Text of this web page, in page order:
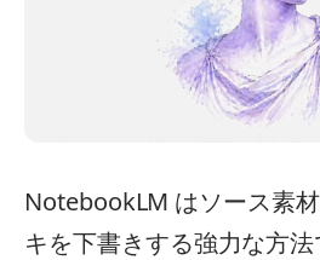
NotebookLM はソース素
キを下書きする強力な方